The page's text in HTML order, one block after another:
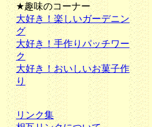
★趣味のコーナー
大好き！楽しいガーデニン
グ
大好き！手作りパッチワー
ク
大好き！おいしいお菓子作
り
リンク集